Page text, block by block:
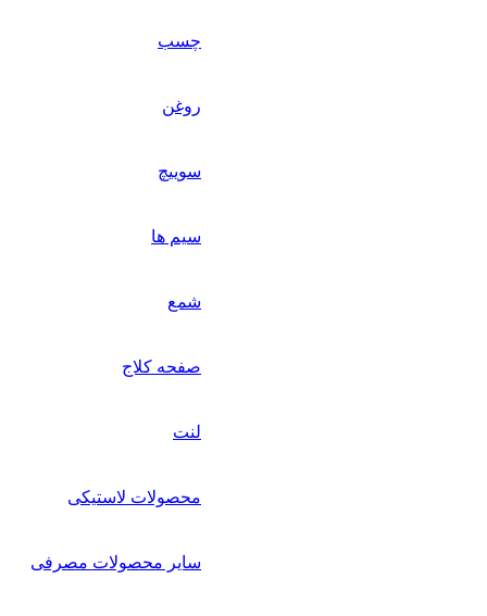
چسب
روغن
سوییچ
سیم ها
شمع
صفحه کلاج
لنت
محصولات لاستیکی
سایر محصولات مصرفی